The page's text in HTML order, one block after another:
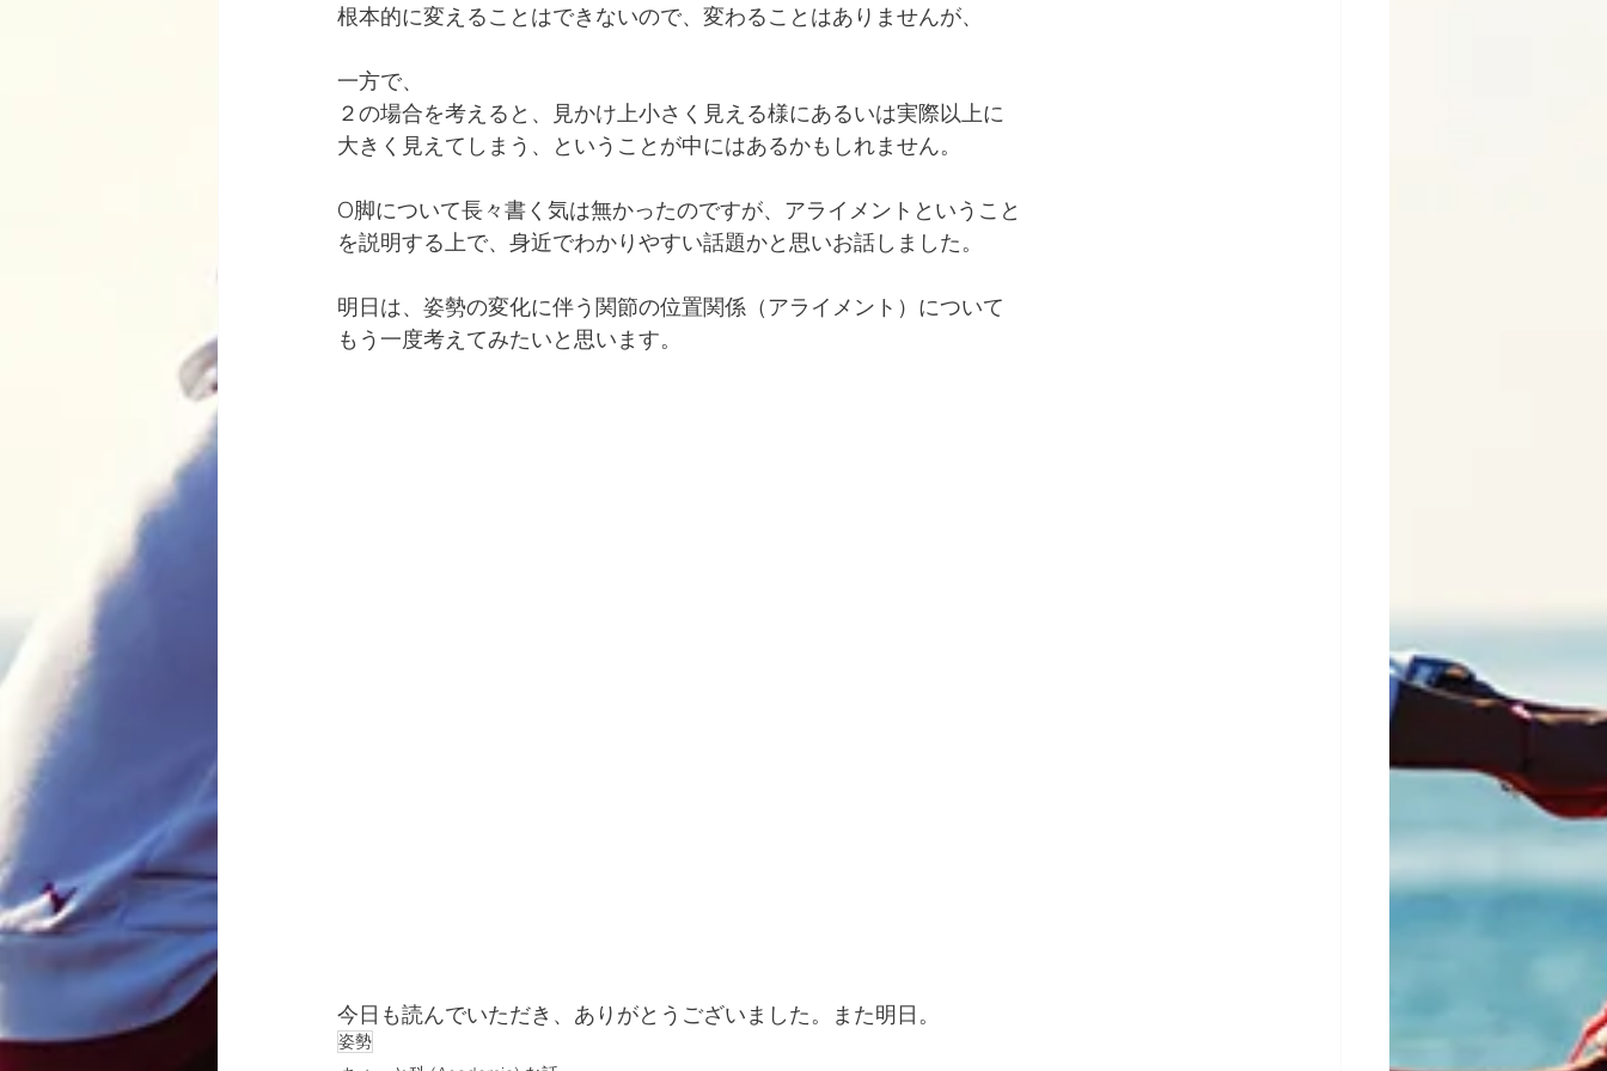
根本的に変えることはできないので、変わることはありませんが、
一方で、
２の場合を考えると、見かけ上小さく見える様にあるいは実際以上に
大きく見えてしまう、ということが中にはあるかもしれません。
O脚について長々書く気は無かったのですが、アライメントということ
を説明する上で、身近でわかりやすい話題かと思いお話しました。
明日は、姿勢の変化に伴う関節の位置関係（アライメント）について
もう一度考えてみたいと思います。
今日も読んでいただき、ありがとうございました。また明日。
姿勢